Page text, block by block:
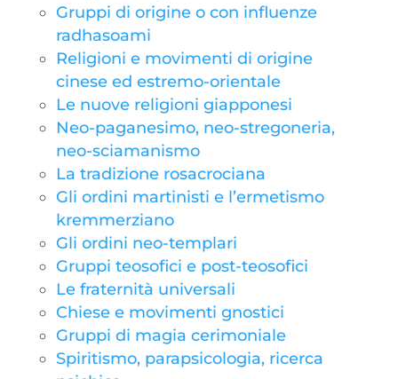
Gruppi di origine o con influenze
radhasoami
Religioni e movimenti di origine
cinese ed estremo-orientale
Le nuove religioni giapponesi
Neo-paganesimo, neo-stregoneria,
neo-sciamanismo
La tradizione rosacrociana
Gli ordini martinisti e l’ermetismo
kremmerziano
Gli ordini neo-templari
Gruppi teosofici e post-teosofici
Le fraternità universali
Chiese e movimenti gnostici
Gruppi di magia cerimoniale
Spiritismo, parapsicologia, ricerca